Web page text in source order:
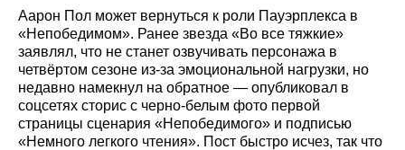
Аарон Пол может вернуться к роли Пауэрплекса в
«Непобедимом». Ранее звезда «Во все тяжкие»
заявлял, что не станет озвучивать персонажа в
четвёртом сезоне из‑за эмоциональной нагрузки, но
недавно намекнул на обратное — опубликовал в
соцсетях сторис с черно‑белым фото первой
страницы сценария «Непобедимого» и подписью
«Немного легкого чтения». Пост быстро исчез, так что